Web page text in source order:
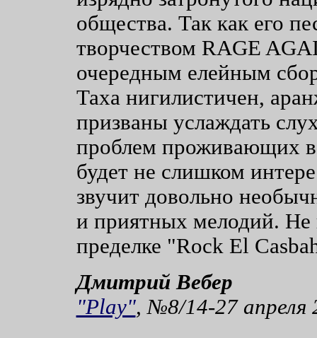
общества. Так как его
творчеством RAGE
очередным елейным
Таха нигилистичен,
призваны услаждать
проблем проживающих
будет не слишком
звучит довольно
и приятных мелодий. Не
пределке "Rock El
Дмитрий Вебер
"Play", №8/14-27 апреля